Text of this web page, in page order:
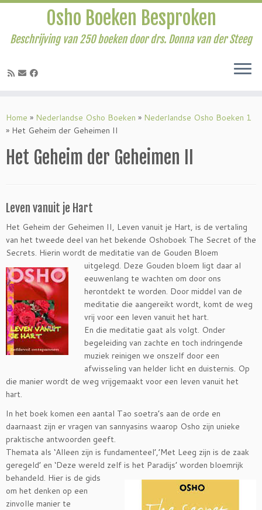
naar
inhoud
Osho Boeken Besproken
Beschrijving van 250 boeken door drs. Donna van der Steeg
Home » Nederlandse Osho Boeken » Nederlandse Osho Boeken 1
» Het Geheim der Geheimen II
Het Geheim der Geheimen II
Leven vanuit je Hart
Het Geheim der Geheimen II, Leven vanuit je Hart, is de vertaling
van het tweede deel van het bekende Oshoboek The Secret of the
Secrets. Hierin wordt de meditatie van de Gouden Bloem
uitgelegd. Deze Gouden bloem ligt daar al
eeuwenlang te wachten om door ons
herontdekt te worden. Door middel van de
meditatie die aangereikt wordt, komt de weg
vrij voor een leven vanuit het hart.
En die meditatie gaat als volgt. Onder
begeleiding van zachte en toch indringende
muziek reinigen we onszelf door een
afwisseling van helder licht en duisternis. Op
die manier wordt de weg vrijgemaakt voor een leven vanuit het
hart.
In het boek komen een aantal Tao soetra’s aan de orde en
daarnaast zijn er vragen van sannyasins waarop Osho zijn unieke
praktische antwoorden geeft.
Themata als ‘Alleen zijn is fundamenteel’,’Met Leeg zijn is de zaak
geregeld’ en ‘Deze wereld zelf is het Paradijs’ worden bloemrijk
behandeld. Hier is de gids
om het denken op een
zinvolle manier te